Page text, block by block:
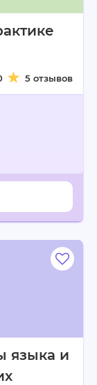
5 отзывов
языка и